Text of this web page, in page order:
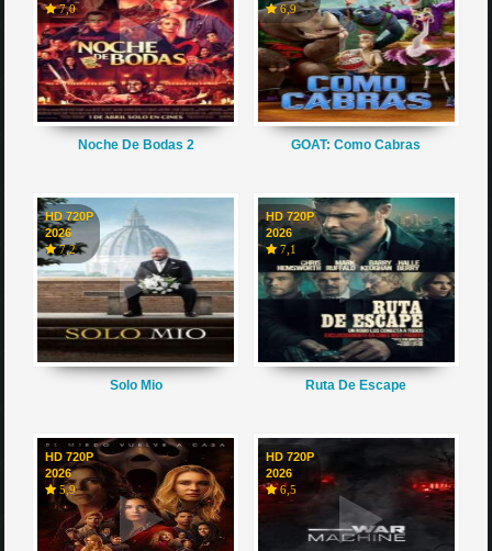
7,0
Noche De Bodas 2
6,9
GOAT: Como Cabras
HD 720P
2026
7,2
Solo Mio
HD 720P
2026
7,1
Ruta De Escape
HD 720P
2026
5,9
HD 720P
2026
6,5